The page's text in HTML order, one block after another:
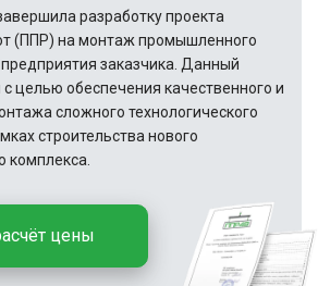
разработку проекта
(ППР) на монтаж промышленного
заказчика. Данный
целью обеспечения качественного и
сложного технологического
строительства нового
комплекса.
цены